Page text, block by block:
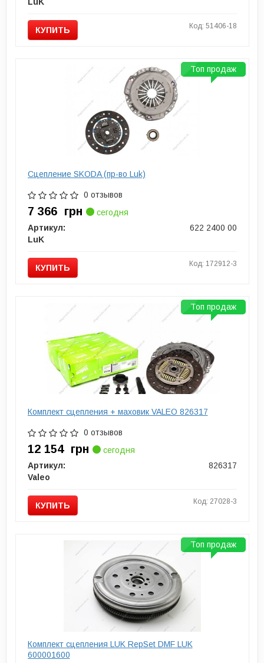
КУПИТЬ Код: 51406-18
Сцепление SKODA (пр-во Luk)
0 отзывов
7 366 грн
сегодня
Артикул:
622 2400 00
LuK
КУПИТЬ Код: 172912-3
Топ продаж
Комплект сцепления + маховик VALEO 826317
0 отзывов
12 154 грн
сегодня
Артикул:
826317
Valeo
КУПИТЬ Код: 27028-3
Топ продаж
Комплект сцепления LUK RepSet DMF LUK
600001600
Топ продаж